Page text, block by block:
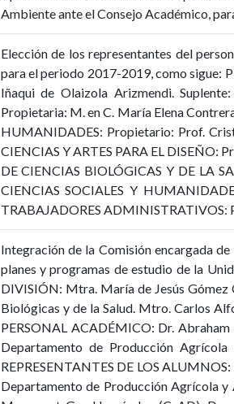
Ambiente ante el Consejo Académico,
Elección de los representantes del
para el periodo 2017-2019, como sigue:
Iñaqui de Olaizola Arizmendi.
Propietaria: M. en C. María Elena
HUMANIDADES: Propietario: Prof.
CIENCIAS Y ARTES PARA EL DISEÑO:
DE CIENCIAS BIOLÓGICAS Y DE LA
CIENCIAS SOCIALES Y
TRABAJADORES ADMINISTRATIVOS:
Integración de la Comisión encargada
planes y programas de estudio de la
DIVISIÓN: Mtra. María de Jesús Gómez
Biológicas y de la Salud. Mtro. Carlos
PERSONAL ACADÉMICO: Dr.
Departamento de Producción
REPRESENTANTES DE LOS
Departamento de Producción Agrícola y